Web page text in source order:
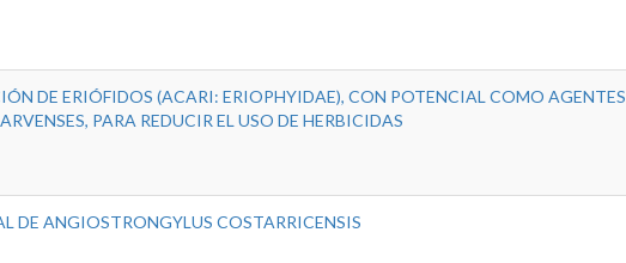
DE ERIÓFIDOS (ACARI: ERIOPHYIDAE), CON POTENCIAL COMO AGENTES
PARA REDUCIR EL USO DE HERBICIDAS
DE ANGIOSTRONGYLUS COSTARRICENSIS